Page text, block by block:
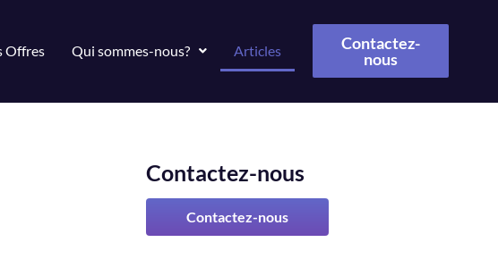
Offres Qui sommes-nous? Articles
Contactez-
nous
Contactez-nous
Contactez-nous